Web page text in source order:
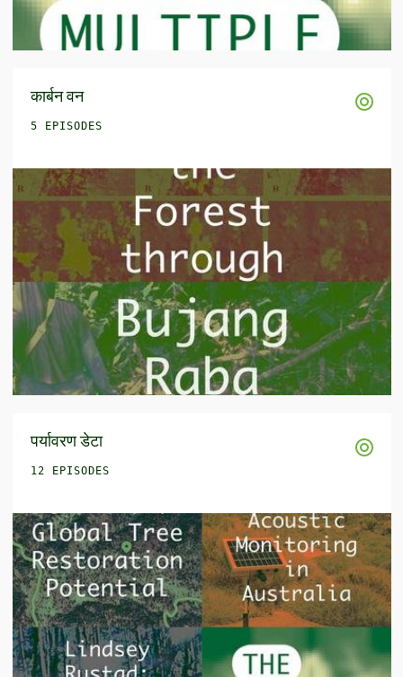
कार्बन वन
5 EPISODES
पर्यावरण डेटा
12 EPISODES